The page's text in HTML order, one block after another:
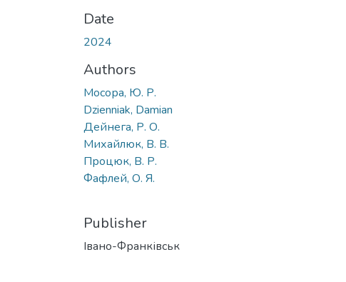
Date
2024
Authors
Мосора, Ю. Р.
Dzienniak, Damian
Дейнега, Р. О.
Михайлюк, В. В.
Процюк, В. Р.
Фафлей, О. Я.
Publisher
Івано-Франківськ